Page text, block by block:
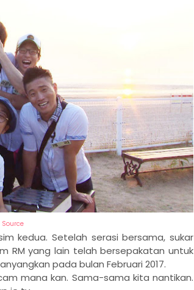
kedua. Setelah serasi bersama, sukar
RM yang lain telah bersepakatan untuk
pada bulan Februari 2017.
mana kan. Sama-sama kita nantikan.